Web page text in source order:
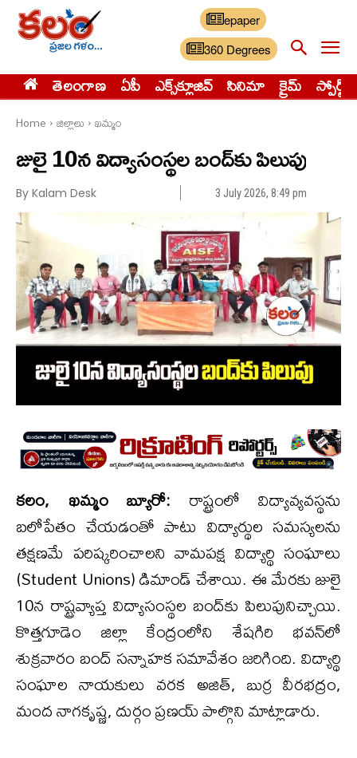
epaper
360 Degrees
తెలంగాణ ఏపీ ఎక్స్‌క్లూజివ్‌ సినిమా క్రైమ్ స్పోర్ట్స్
Home జిల్లాలు ఖమ్మం
జులై 10న విద్యాసంస్థల బంద్‌కు పిలుపు
By Kalam Desk 3 July 2026, 8:49 pm
కలం, ఖమ్మం బ్యూరో: రాష్ట్రంలో విద్యావ్యవస్థను
బలోపేతం చేయడంతో పాటు విద్యార్థుల సమస్యలను
తక్షణమే పరిష్కరించాలని వామపక్ష విద్యార్థి సంఘాలు
(Student Unions) డిమాండ్ చేశాయి. ఈ మేరకు జులై
10న రాష్ట్రవ్యాప్త విద్యాసంస్థల బంద్‌కు పిలుపునిచ్చాయి.
కొత్తగూడెం జిల్లా కేంద్రంలోని శేషగిరి భవన్‌లో
శుక్రవారం బంద్ సన్నాహక సమావేశం జరిగింది. విద్యార్థి
సంఘాల నాయకులు వరక అజిత్, బుర్ర వీరభద్రం,
మంద నాగకృష్ణ, దుర్గం ప్రణయ్ పాల్గొని మాట్లాడారు.